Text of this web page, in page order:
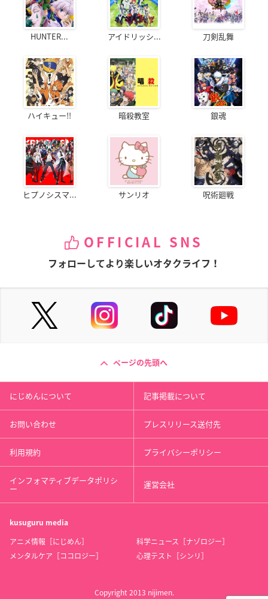
HUNTER... アイドリッシ... 刀剣乱舞
ハイキュー!! 暗殺教室 銀魂
ヒプノシスマ... サンリオ 呪術廻戦
OFFICIAL SNS
フォローしてより楽しいオタクライフ！
ページの先頭へ
にじめんについて 記事掲載について
お問い合わせ プレスリリース送付先
利用規約 プライバシーポリシー
インフォマティブデータポリシ
ー 運営会社
kusuguru media
アニメ情報［にじめん］
科学ニュース［ナゾロジー］
メンタルケア［ココロジー］
心理テスト［シンリ］
Copyright 2013 nijimen.